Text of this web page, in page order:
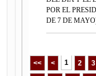
POR EL
DE 7 DE
<< < 1 2 3